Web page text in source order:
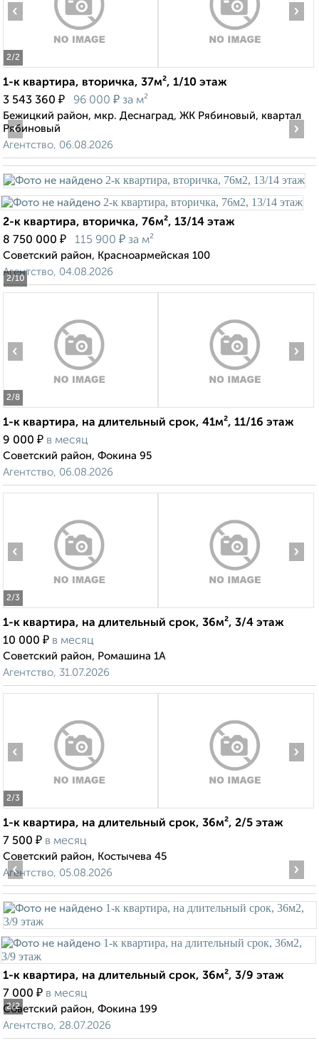
2/2
‹ ›
1-к квартира, вторичка, 37м², 1/10 этаж
3 543 360 ₽ 96 000 ₽ за м²
Бежицкий район, мкр. Деснаград, ЖК Рябиновый, квартал
Рябиновый
Агентство, 06.08.2026
2/10
‹ ›
2-к квартира, вторичка, 76м², 13/14 этаж
8 750 000 ₽ 115 900 ₽ за м²
Советский район, Красноармейская 100
Агентство, 04.08.2026
2/8
‹ ›
1-к квартира, на длительный срок, 41м², 11/16 этаж
9 000 ₽ в месяц
Советский район, Фокина 95
Агентство, 06.08.2026
2/3
‹ ›
1-к квартира, на длительный срок, 36м², 3/4 этаж
10 000 ₽ в месяц
Советский район, Ромашина 1А
Агентство, 31.07.2026
2/3
‹ ›
1-к квартира, на длительный срок, 36м², 2/5 этаж
7 500 ₽ в месяц
Советский район, Костычева 45
Агентство, 05.08.2026
2/2
‹ ›
1-к квартира, на длительный срок, 36м², 3/9 этаж
7 000 ₽ в месяц
Советский район, Фокина 199
Агентство, 28.07.2026